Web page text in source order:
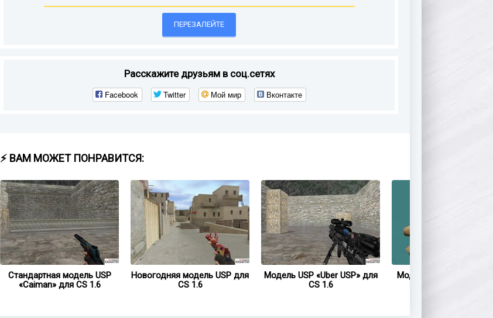
ПЕРЕЗАЛЕЙТЕ
Расскажите друзьям в соц.сетях
Facebook Twitter Мой мир Вконтакте
⚡ ВАМ МОЖЕТ ПОНРАВИТСЯ:
Стандартная модель USP
«Caiman» для CS 1.6
Новогодняя модель USP для
CS 1.6
Модель USP «Uber USP» для
CS 1.6
Модель USP «Chicken